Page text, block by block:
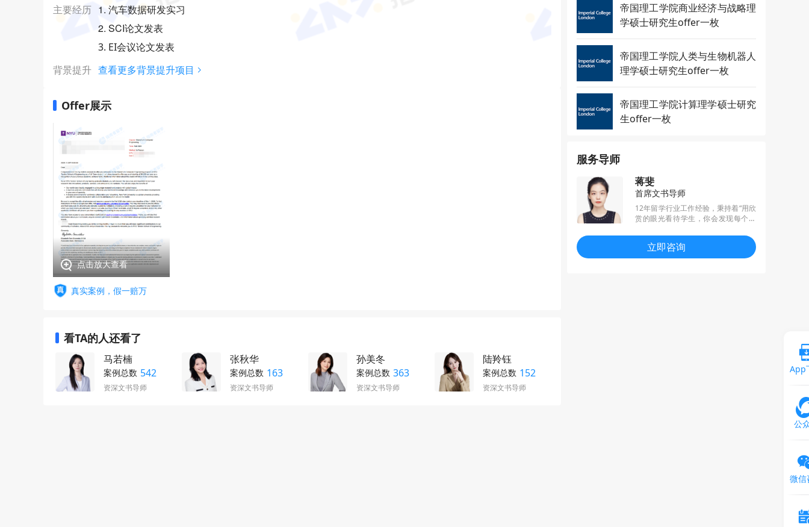
主要经历 1. 汽车数据研发实习
2. SCI论文发表
3. EI会议论文发表
背景提升 查看更多背景提升项目
Offer展示
点击放大查看
真实案例，假一赔万
看TA的人还看了
马若楠
案例总数 542
资深文书导师
张秋华
案例总数 163
资深文书导师
孙美冬
案例总数 363
资深文书导师
陆羚钰
案例总数 152
资深文书导师
帝国理工学院商业经济与战略理
学硕士研究生offer一枚
帝国理工学院人类与生物机器人
理学硕士研究生offer一枚
帝国理工学院计算理学硕士研究
生offer一枚
服务导师
蒋斐
首席文书导师
12年留学行业工作经验，秉持着“用欣
赏的眼光看待学生，你会发现每个人
生打造个性化的文书，精通金工金
数、商科文书写作，曾帮助学生收获
MIT、加州伯克利、芝加哥、哥大、
立即咨询
App
公
微信